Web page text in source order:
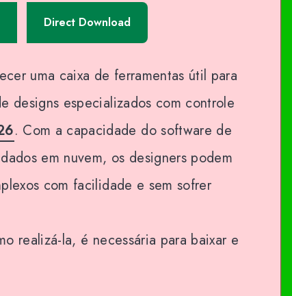
Direct Download
uma caixa de ferramentas útil para
designs especializados com controle
. Com a capacidade do software de
em nuvem, os designers podem
com facilidade e sem sofrer
realizá-la, é necessária para baixar e